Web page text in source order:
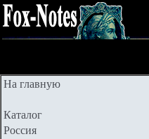
На главную
Каталог
Россия